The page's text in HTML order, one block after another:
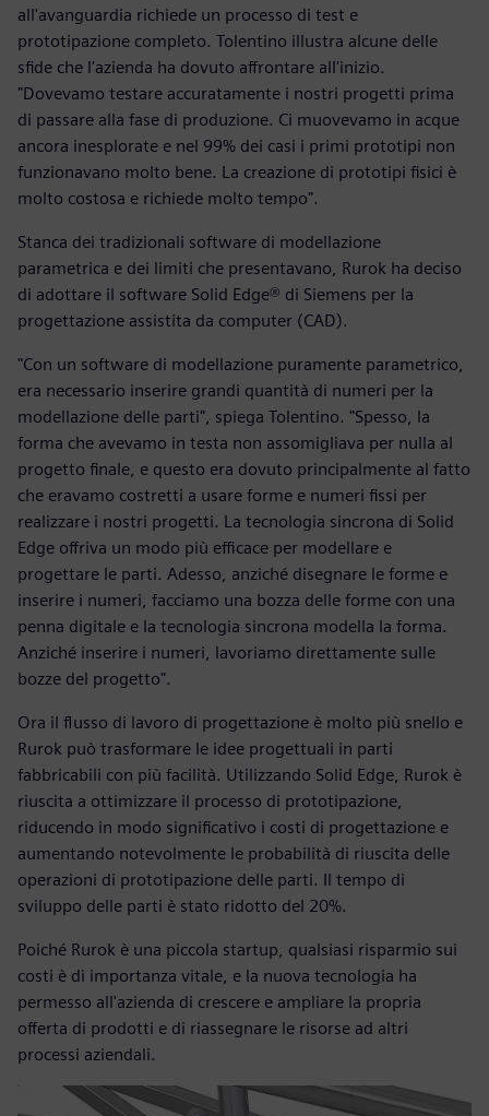
all'avanguardia richiede un processo di test e
prototipazione completo. Tolentino illustra alcune delle
sfide che l'azienda ha dovuto affrontare all'inizio.
"Dovevamo testare accuratamente i nostri progetti prima
di passare alla fase di produzione. Ci muovevamo in acque
ancora inesplorate e nel 99% dei casi i primi prototipi non
funzionavano molto bene. La creazione di prototipi fisici è
molto costosa e richiede molto tempo".
Stanca dei tradizionali software di modellazione
parametrica e dei limiti che presentavano, Rurok ha deciso
di adottare il software Solid Edge® di Siemens per la
progettazione assistita da computer (CAD).
"Con un software di modellazione puramente parametrico,
era necessario inserire grandi quantità di numeri per la
modellazione delle parti", spiega Tolentino. "Spesso, la
forma che avevamo in testa non assomigliava per nulla al
progetto finale, e questo era dovuto principalmente al fatto
che eravamo costretti a usare forme e numeri fissi per
realizzare i nostri progetti. La tecnologia sincrona di Solid
Edge offriva un modo più efficace per modellare e
progettare le parti. Adesso, anziché disegnare le forme e
inserire i numeri, facciamo una bozza delle forme con una
penna digitale e la tecnologia sincrona modella la forma.
Anziché inserire i numeri, lavoriamo direttamente sulle
bozze del progetto".
Ora il flusso di lavoro di progettazione è molto più snello e
Rurok può trasformare le idee progettuali in parti
fabbricabili con più facilità. Utilizzando Solid Edge, Rurok è
riuscita a ottimizzare il processo di prototipazione,
riducendo in modo significativo i costi di progettazione e
aumentando notevolmente le probabilità di riuscita delle
operazioni di prototipazione delle parti. Il tempo di
sviluppo delle parti è stato ridotto del 20%.
Poiché Rurok è una piccola startup, qualsiasi risparmio sui
costi è di importanza vitale, e la nuova tecnologia ha
permesso all'azienda di crescere e ampliare la propria
offerta di prodotti e di riassegnare le risorse ad altri
processi aziendali.